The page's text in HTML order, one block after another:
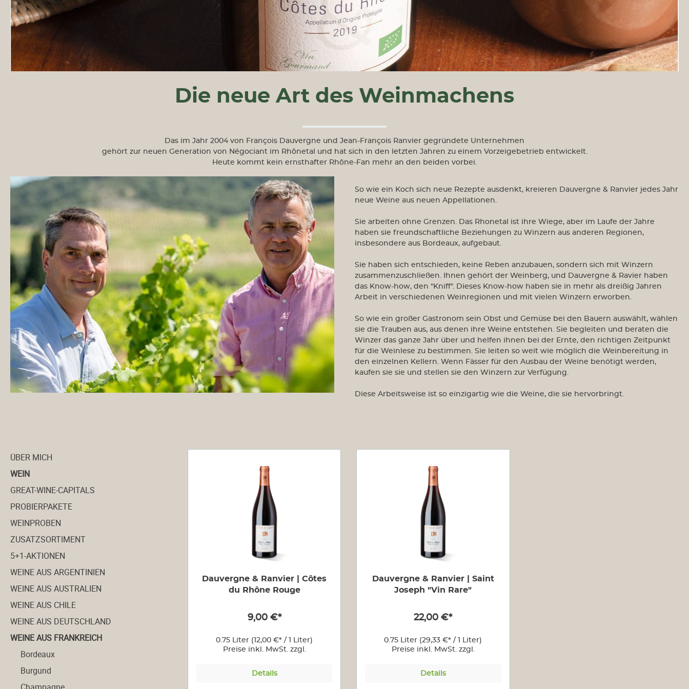
Bordeaux
Château Batailley
Château Branaire-
Ducru
Château Canon-La-
Gaffeliére
Château d' Aiguilhe
Château La Verrière
Château Lagrange á
Château Léoville
Barton
Château Les Toris
Croix
Château Malartic-
Lagraviére
Châteaux
Montconseil-Gazin
Château Palmer
Château Tour Saint
Christophe
Clos Manou
Clos Marsalette
Closerie Saint Roc
Burgund
Domaine des
Bouvet-Ladubay
Provence
Die neue Art des Weinmachens
Das im Jahr 2004 von François Dauvergne und Jean-François Ranvier gegründete Unternehmen
gehört zur neuen Generation von Négociant im Rhônetal und hat sich in den letzten Jahren zu einem Vorzeigebetrieb entwickelt.
Heute kommt kein ernsthafter Rhône-Fan mehr an den beiden vorbei.
So wie ein Koch sich neue Rezepte ausdenkt, kreieren Dauvergne & Ranvier jedes Jahr
neue Weine aus neuen Appellationen.
Sie arbeiten ohne Grenzen. Das Rhonetal ist ihre Wiege, aber im Laufe der Jahre
haben sie freundschaftliche Beziehungen zu Winzern aus anderen Regionen,
insbesondere aus Bordeaux, aufgebaut.
Sie haben sich entschieden, keine Reben anzubauen, sondern sich mit Winzern
zusammenzuschließen. Ihnen gehört der Weinberg, und Dauvergne & Ravier haben
das Know-how, den "Kniff". Dieses Know-how haben sie in mehr als dreißig Jahren
Arbeit in verschiedenen Weinregionen und mit vielen Winzern erworben.
So wie ein großer Gastronom sein Obst und Gemüse bei den Bauern auswählt, wählen
sie die Trauben aus, aus denen ihre Weine entstehen. Sie begleiten und beraten die
Winzer das ganze Jahr über und helfen ihnen bei der Ernte, den richtigen Zeitpunkt
für die Weinlese zu bestimmen. Sie leiten so weit wie möglich die Weinbereitung in
den einzelnen Kellern. Wenn Fässer für den Ausbau der Weine benötigt werden,
kaufen sie sie und stellen sie den Winzern zur Verfügung.
Diese Arbeitsweise ist so einzigartig wie die Weine, die sie hervorbringt.
ÜBER MICH
WEIN
GREAT-WINE-CAPITALS
PROBIERPAKETE
WEINPROBEN
ZUSATZSORTIMENT
5+1-AKTIONEN
WEINE AUS ARGENTINIEN
WEINE AUS AUSTRALIEN
WEINE AUS CHILE
WEINE AUS DEUTSCHLAND
WEINE AUS FRANKREICH
Bordeaux
Burgund
Dauvergne & Ranvier | Côtes
du Rhône Rouge
9,00 €*
0.75 Liter (12,00 €* / 1 Liter)
Preise inkl. MwSt. zzgl.
Details
Dauvergne & Ranvier | Saint
Joseph "Vin Rare"
22,00 €*
0.75 Liter (29,33 €* / 1 Liter)
Preise inkl. MwSt. zzgl.
Details